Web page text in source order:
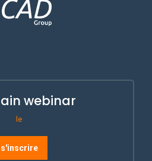
webinar
le
s'inscrire